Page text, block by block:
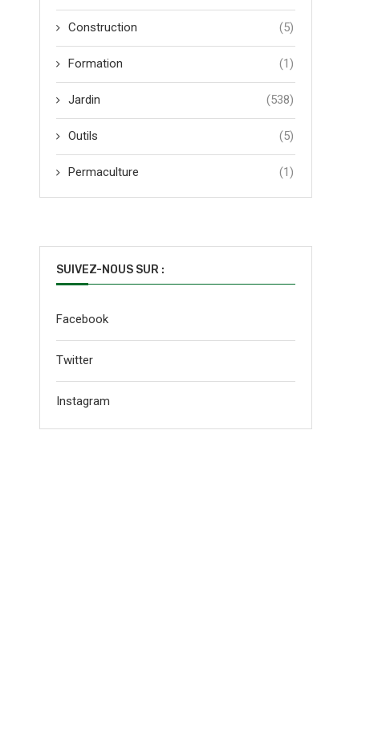
Construction (5)
Formation (1)
Jardin (538)
Outils (5)
Permaculture (1)
SUIVEZ-NOUS SUR :
Facebook
Twitter
Instagram